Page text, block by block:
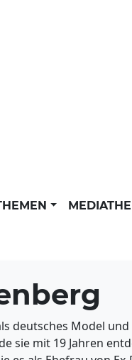
deutsches Model
sie mit 19 Jahren